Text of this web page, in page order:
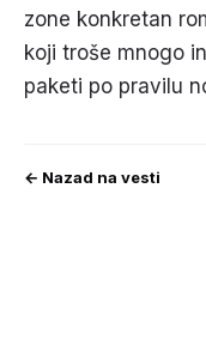
zone konkretan
koji troše mnogo
paketi po pravilu
← Nazad na vesti